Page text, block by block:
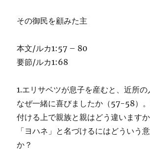
その御民を顧みた主
本文/ルカ1:57 – 80
要節/ルカ1:68
1.エリサベツが息子を産むと、近所
なぜ一緒に喜びましたか（57-58）
付ける上で親族と親はどう違います
「ヨハネ」と名づけるにはどういう
か？